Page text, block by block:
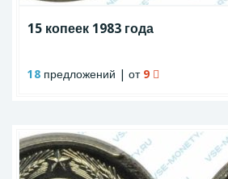
15 копеек 1983 года
18 предложений | от 9